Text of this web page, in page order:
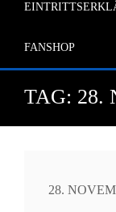
FANSHOP
TAG: 28.
28.